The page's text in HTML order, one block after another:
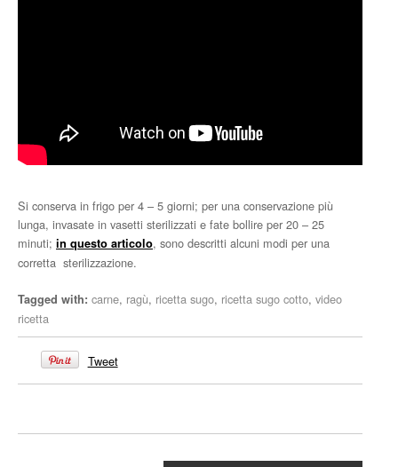
Si conserva in frigo per 4 – 5 giorni; per una conservazione più
lunga, invasate in vasetti sterilizzati e fate bollire per 20 – 25
minuti; in questo articolo, sono descritti alcuni modi per una
corretta sterilizzazione.
Tagged with: carne, ragù, ricetta sugo, ricetta sugo cotto, video
ricetta
Tweet